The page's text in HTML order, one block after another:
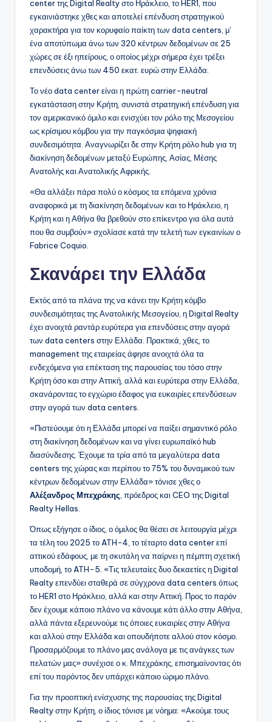
center της Digital Realty στο Ηράκλειο, το HER1, που
εγκαινιάστηκε χθες και αποτελεί επένδυση στρατηγικού
χαρακτήρα για τον κορυφαίο παίκτη των data centers, μ’
ένα αποτύπωμα άνω των 320 κέντρων δεδομένων σε 25
χώρες σε έξι ηπείρους, ο οποίος μέχρι σήμερα έχει τρέξει
επενδύσεις άνω των 450 εκατ. ευρώ στην Ελλάδα.
Το νέο data center είναι η πρώτη carrier-neutral
εγκατάσταση στην Κρήτη, συνιστά στρατηγική επένδυση για
τον αμερικανικό όμιλο και ενισχύει τον ρόλο της Μεσογείου
ως κρίσιμου κόμβου για την παγκόσμια ψηφιακή
συνδεσιμότητα. Αναγνωρίζει δε στην Κρήτη ρόλο hub για τη
διακίνηση δεδομένων μεταξύ Ευρώπης, Ασίας, Μέσης
Ανατολής και Ανατολικής Αφρικής.
«Θα αλλάξει πάρα πολύ ο κόσμος τα επόμενα χρόνια
αναφορικά με τη διακίνηση δεδομένων και το Ηράκλειο, η
Κρήτη και η Αθήνα θα βρεθούν στο επίκεντρο για όλα αυτά
που θα συμβούν» σχολίασε κατά την τελετή των εγκαινίων ο
Fabrice Coquio.
Σκανάρει την Ελλάδα
Εκτός από τα πλάνα της να κάνει την Κρήτη κόμβο
συνδεσιμότητας της Ανατολικής Μεσογείου, η Digital Realty
έχει ανοιχτά ραντάρ ευρύτερα για επενδύσεις στην αγορά
των data centers στην Ελλάδα. Πρακτικά, χθες, το
management της εταιρείας άφησε ανοιχτά όλα τα
ενδεχόμενα για επέκταση της παρουσίας του τόσο στην
Κρήτη όσο και στην Αττική, αλλά και ευρύτερα στην Ελλάδα,
σκανάροντας το εγχώριο έδαφος για ευκαιρίες επενδύσεων
στην αγορά των data centers.
«Πιστεύουμε ότι η Ελλάδα μπορεί να παίξει σημαντικό ρόλο
στη διακίνηση δεδομένων και να γίνει ευρωπαϊκό hub
διασύνδεσης. Έχουμε τα τρία από τα μεγαλύτερα data
centers της χώρας και περίπου το 75% του δυναμικού των
κέντρων δεδομένων στην Ελλάδα» τόνισε χθες ο
Αλέξανδρος Μπεχράκης, πρόεδρος και CEO της Digital
Realty Hellas.
Όπως εξήγησε ο ίδιος, ο όμιλος θα θέσει σε λειτουργία μέχρι
τα τέλη του 2025 το ATH-4, το τέταρτο data center επί
αττικού εδάφους, με τη σκυτάλη να παίρνει η πέμπτη σχετική
υποδομή, το ATH-5. «Τις τελευταίες δυο δεκαετίες η Digital
Realty επενδύει σταθερά σε σύγχρονα data centers όπως
το HER1 στο Ηράκλειο, αλλά και στην Αττική. Προς το παρόν
δεν έχουμε κάποιο πλάνο να κάνουμε κάτι άλλο στην Αθήνα,
αλλά πάντα εξερευνούμε τις όποιες ευκαιρίες στην Αθήνα
και αλλού στην Ελλάδα και οπουδήποτε αλλού στον κόσμο.
Προσαρμόζουμε το πλάνο μας ανάλογα με τις ανάγκες των
πελατών μας» συνέχισε ο κ. Μπεχράκης, επισημαίνοντας ότι
επί του παρόντος δεν υπάρχει κάποιο ώριμο πλάνο.
Για την προοπτική ενίσχυσης της παρουσίας της Digital
Realty στην Κρήτη, ο ίδιος τόνισε με νόημα: «Ακούμε τους